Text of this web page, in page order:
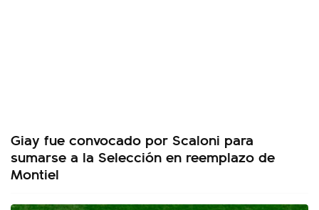
Giay fue convocado por Scaloni para
sumarse a la Selección en reemplazo de
Montiel